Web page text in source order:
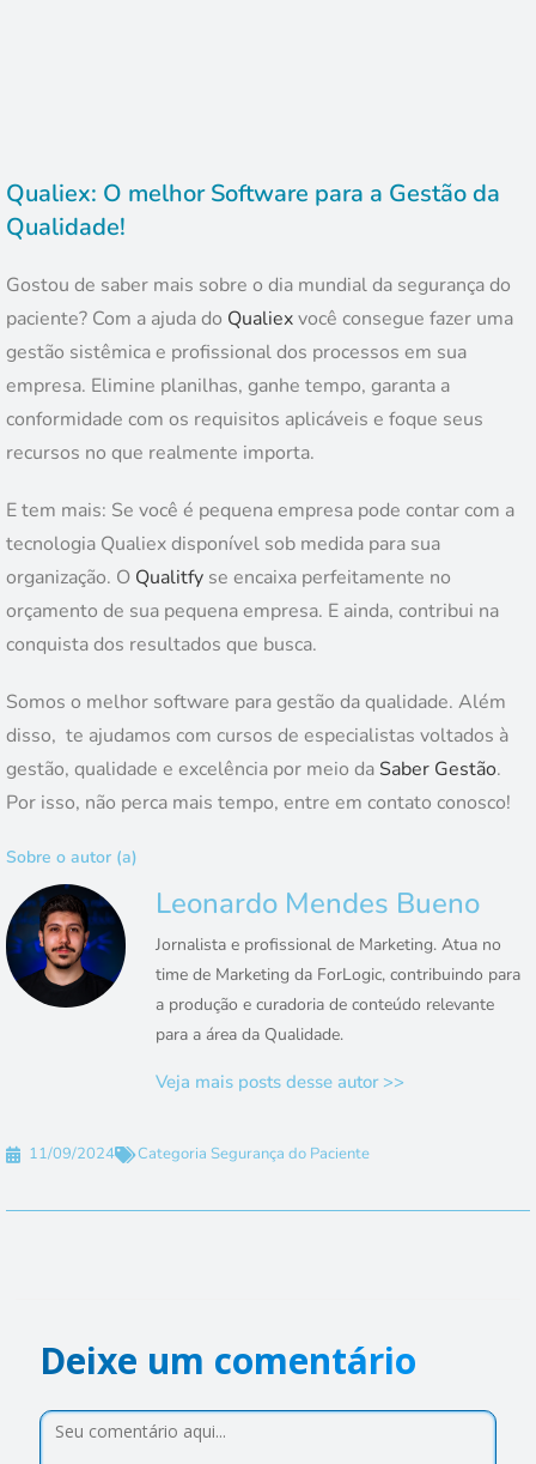
Qualiex: O melhor Software para a Gestão da
Qualidade!
Gostou de saber mais sobre o dia mundial da segurança do
paciente? Com a ajuda do Qualiexvocê consegue fazer uma
gestão sistêmica e profissional dos processos em sua
empresa. Elimine planilhas, ganhe tempo, garanta a
conformidade com os requisitos aplicáveis e foque seus
recursos no que realmente importa.
E tem mais: Se você é pequena empresa pode contar com a
tecnologia Qualiex disponível sob medida para sua
organização. O Qualitfy se encaixa perfeitamente no
orçamento de sua pequena empresa. E ainda, contribui na
conquista dos resultados que busca.
Somos o melhor software para gestão da qualidade. Além
disso, te ajudamos com cursos de especialistas voltados à
gestão, qualidade e excelência por meio da Saber Gestão.
Por isso, não perca mais tempo, entre em contato conosco!
Sobre o autor (a)
Leonardo Mendes Bueno
Jornalista e profissional de Marketing. Atua no
time de Marketing da ForLogic, contribuindo para
a produção e curadoria de conteúdo relevante
para a área da Qualidade.
Veja mais posts desse autor >>
11/09/2024 Categoria Segurança do Paciente
Deixe um comentário